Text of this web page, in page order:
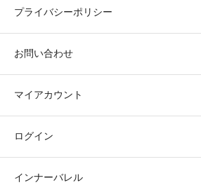
プライバシーポリシー
お問い合わせ
マイアカウント
ログイン
インナーバレル